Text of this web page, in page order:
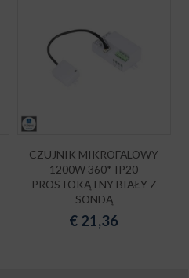
CZUJNIK MIKROFALOWY
1200W 360* IP20
PROSTOKĄTNY BIAŁY Z
SONDĄ
€ 21,36